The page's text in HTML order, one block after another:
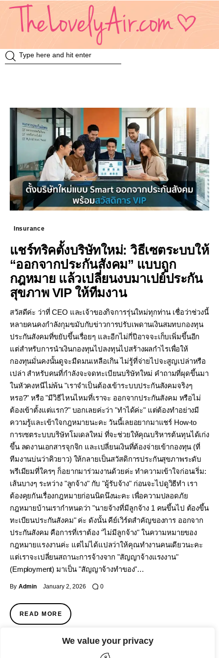
We value your privacy
Knowledge
Insurance
VDO
Event & Activities
Insurance
แชร์ทริคตั้งบริษัทใหม่: วิธีเซตระบบให้
“ออกจากประกันสังคม” แบบถูก
กฎหมาย แล้วเปลี่ยนงบมาเปย์ประกัน
สุขภาพ VIP ให้ทีมงาน
สวัสดีค่ะ ว่าที่ CEO และเจ้าของกิจการรุ่นใหม่ทุกท่าน เชื่อว่าช่วงนี้
หลายคนคงกำลังกุมขมับกับข่าวการปรับเพดานเงินสมทบกองทุน
ประกันสังคมที่ขยับขึ้นเรื่อยๆ และอีกไม่กี่ปีอาจจะเก็บเพิ่มขึ้นอีก
แต่สำหรับการนำเงินกองทุนไปลงทุนไปสร้างผลกำไรเพื่อให้
กองทุนมั่นคงนั้นดูจะมืดมนเหลือเกิน ไม่รู้ที่จ่ายไปจะสูญเปล่าหรือ
เปล่า สำหรับคนที่กำลังจะจดทะเบียนบริษัทใหม่ คำถามที่ผุดขึ้นมา
ในหัวคงหนีไม่พ้น "เราจำเป็นต้องเข้าระบบประกันสังคมจริงๆ
หรอ?" หรือ "มีวิธีไหนไหมที่เราจะ ออกจากประกันสังคม หรือไม่
ต้องเข้าตั้งแต่แรก?" บอกเลยค่ะว่า "ทำได้ค่ะ" แต่ต้องทำอย่างมี
ความรู้และเข้าใจกฎหมายนะคะ วันนี้เลยอยากมาแชร์ How-to
การเซตระบบบริษัทโมเดลใหม่ ที่จะช่วยให้คุณบริหารต้นทุนได้เก่ง
ขึ้น ลดงานเอกสารจุกจิก และเปลี่ยนเงินที่ต้องจ่ายเข้ากองทุน (ที่
ทีมงานบ่นว่าคิวยาว) ให้กลายเป็นสวัสดิการประกันสุขภาพระดับ
พรีเมียมที่ใครๆ ก็อยากมาร่วมงานด้วยค่ะ ทำความเข้าใจก่อนเริ่ม:
เส้นบางๆ ระหว่าง "ลูกจ้าง" กับ "ผู้รับจ้าง" ก่อนจะไปดูวิธีทำ เรา
ต้องคุยกันเรื่องกฎหมายก่อนนิดนึงนะคะ เพื่อความปลอดภัย
กฎหมายบ้านเรากำหนดว่า "นายจ้างที่มีลูกจ้าง 1 คนขึ้นไป ต้องขึ้น
ทะเบียนประกันสังคม" ค่ะ ดังนั้น คีย์เวิร์ดสำคัญของการ ออกจาก
ประกันสังคม คือการที่เราต้อง "ไม่มีลูกจ้าง" ในความหมายของ
กฎหมายแรงงานค่ะ แต่ไม่ได้แปลว่าให้คุณทำงานคนเดียวนะคะ
แต่เราจะเปลี่ยนสถานะการจ้างจาก "สัญญาจ้างแรงงาน"
(Employment) มาเป็น "สัญญาจ้างทำของ"…
By Admin January 2, 2026 0
READ MORE